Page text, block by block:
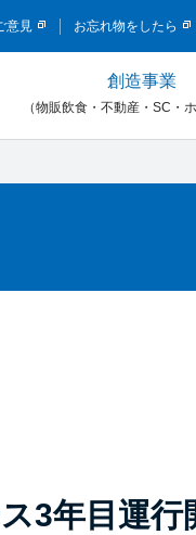
意見 お忘れ物をしたら
創造事業
（物販飲食・不動産・SC・
3年目運行